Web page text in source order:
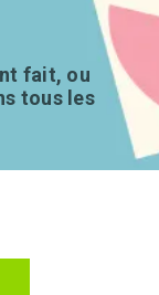
fait, ou
tous les